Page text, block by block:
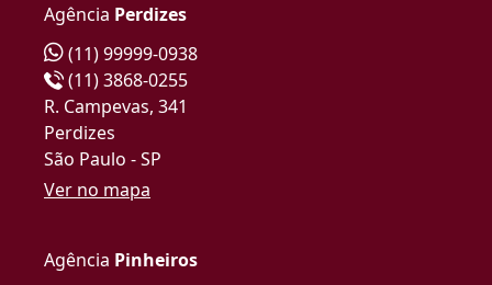
Agência Perdizes
(11) 99999-0938
(11) 3868-0255
R. Campevas, 341
Perdizes
São Paulo - SP
Ver no mapa
Agência Pinheiros